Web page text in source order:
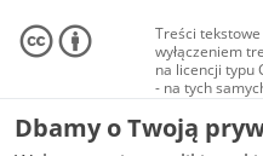
Treści
wyłączeniem
na licencji typu
- na tych
Materiały
audio i wideo,
Creative
Dbamy o Twoją